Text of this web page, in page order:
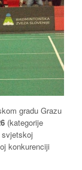
gradu Grazu
(kategorije
konkurenciji